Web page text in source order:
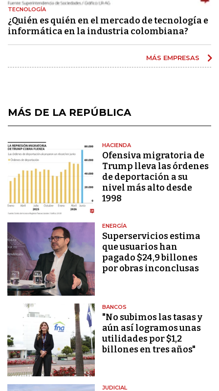
TECNOLOGÍA
¿Quién es quién en el mercado de tecnología e
informática en la industria colombiana?
MÁS EMPRESAS
MÁS DE LA REPÚBLICA
HACIENDA
Ofensiva migratoria de
Trump lleva las órdenes
de deportación a su
nivel más alto desde
1998
ENERGÍA
Superservicios estima
que usuarios han
pagado $24,9 billones
por obras inconclusas
BANCOS
"No subimos las tasas y
aún así logramos unas
utilidades por $1,2
billones en tres años"
JUDICIAL